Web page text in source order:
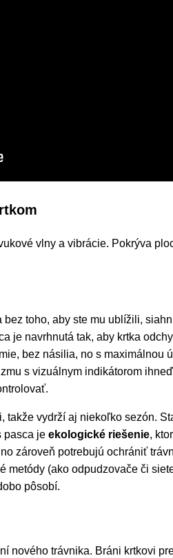
vlny a vibrácie. Pokrýva
toho, aby ste mu ublížili,
je navrhnutá tak, aby krtka
bez násilia, no s maximálnou
s vizuálnym indikátorom
takže vydrží aj niekoľko sezón.
pasca jeekologické riešenie,
zároveň potrebujú ochrániť
metódy (ako odpudzovače či
pôsobí.
nového trávnika. Bráni krtkovi